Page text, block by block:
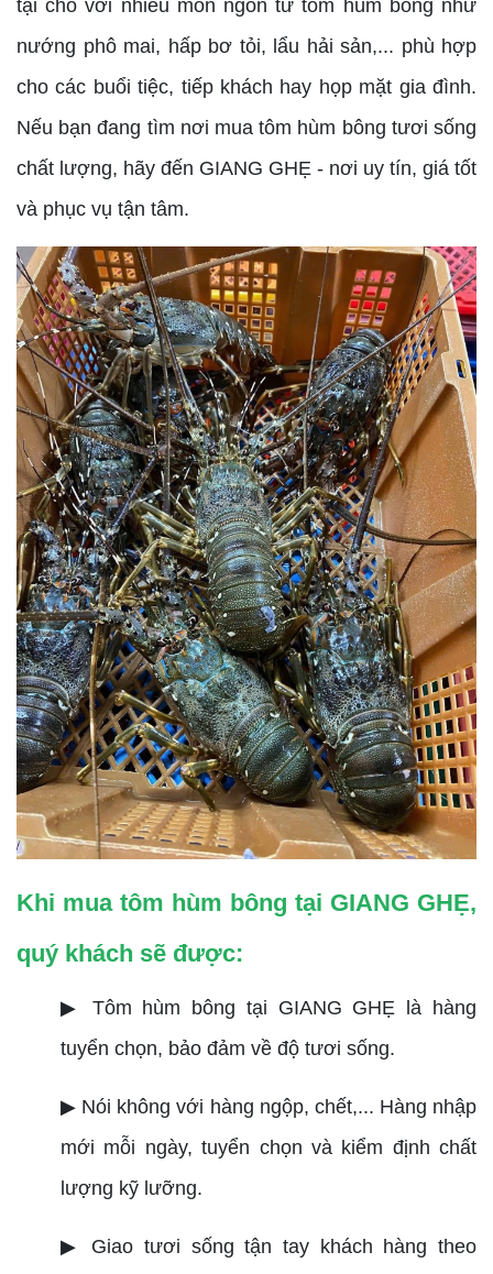
tại chỗ với nhiều món ngon từ tôm hùm bông như
nướng phô mai, hấp bơ tỏi, lẩu hải sản,... phù hợp
cho các buổi tiệc, tiếp khách hay họp mặt gia đình.
Nếu bạn đang tìm nơi mua tôm hùm bông tươi sống
chất lượng, hãy đến GIANG GHẸ - nơi uy tín, giá tốt
và phục vụ tận tâm.
Khi mua tôm hùm bông tại GIANG GHẸ,
quý khách sẽ được:
▶ Tôm hùm bông tại GIANG GHẸ là hàng
tuyển chọn, bảo đảm về độ tươi sống.
▶ Nói không với hàng ngộp, chết,... Hàng nhập
mới mỗi ngày, tuyển chọn và kiểm định chất
lượng kỹ lưỡng.
▶ Giao tươi sống tận tay khách hàng theo